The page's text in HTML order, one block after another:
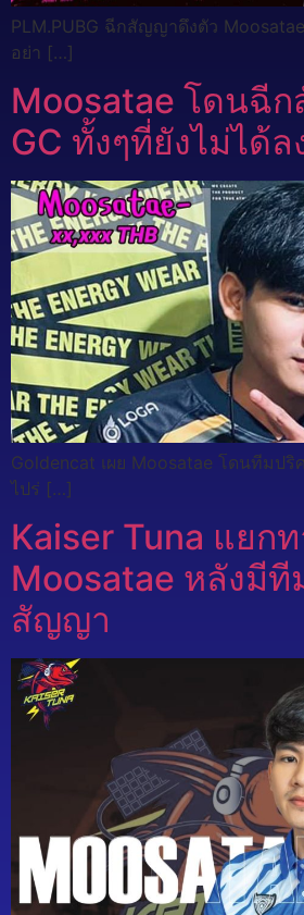
PLM.PUBG ฉีกสัญญาดึงตัว
อย่า […]
Moosatae โดนฉี
GC ทั้งๆที่ยังไม่ได้
Goldencat เผย Moosatae โดนทีมป
ไปร่ […]
Kaiser Tuna แยกท
Moosatae หลังมีที
สัญญา